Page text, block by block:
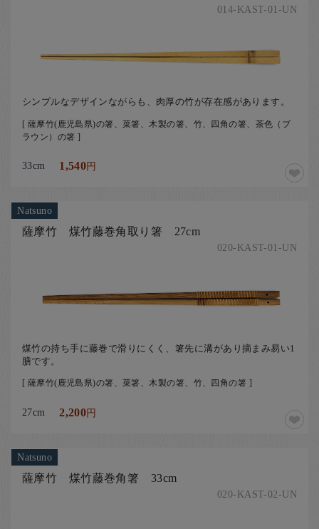
014-KAST-01-UN
シンプルなデザインながらも、肉厚の竹が存在感があります。
[ 薩摩竹(鹿児島県)の箸、菜箸、木製の箸、竹、四角の箸、茶色（ブ
ラウン）の箸 ]
33cm 1,540円
Natsuno
薩摩竹 煤竹藤巻角取り箸 27cm
020-KAST-01-UN
煤竹の持ち手に藤巻で滑りにくく、箸先に溝があり摘まみ易い1
膳です。
[ 薩摩竹(鹿児島県)の箸、菜箸、木製の箸、竹、四角の箸 ]
27cm 2,200円
Natsuno
薩摩竹 煤竹藤巻角箸 33cm
020-KAST-02-UN